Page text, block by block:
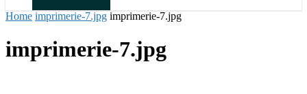
Home imprimerie-7.jpg imprimerie-7.jpg
imprimerie-7.jpg